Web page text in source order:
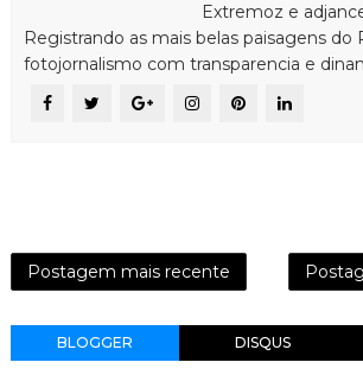
Extremoz e
Registrando as mais belas paisagens do
fotojornalismo com transparencia e
Postagem mais recente
BLOGGER DISQUS